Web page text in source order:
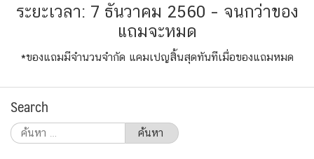
ระยะเวลา: 7 ธันวาคม 2560 – จนกว่าของ
แถมจะหมด
*ของแถมมีจำนวนจำกัด แคมเปญสิ้นสุดทันทีเมื่อของแถมหมด
Search
ค้นหา